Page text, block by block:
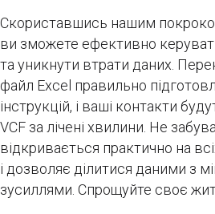
Скориставшись нашим
ви зможете ефективно
та уникнути втрати даних.
файл Excel правильно
інструкцій, і ваші контакти
VCF за лічені хвилини. Не
відкривається практично на
і дозволяє ділитися даними з
зусиллями. Спрощуйте своє